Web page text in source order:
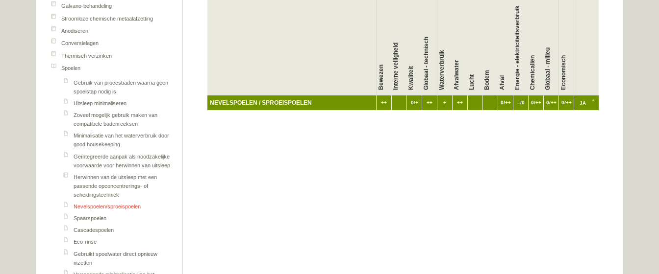
Galvano-behandeling
Stroomloze chemische metaalafzetting
Anodiseren
Conversielagen
Thermisch verzinken
Spoelen
Gebruik van procesbaden waarna geen
spoelstap nodig is
Uitsleep minimaliseren
Zoveel mogelijk gebruik maken van
compatibele badenreeksen
Minimalisatie van het waterverbruik door
good housekeeping
Geïntegreerde aanpak als noodzakelijke
voorwaarde voor herwinnen van uitsleep
Herwinnen van de uitsleep met een
passende opconcentrerings- of
scheidingstechniek
Nevelspoelen/sproeispoelen
Spaarspoelen
Cascadespoelen
Eco-rinse
Gebruikt spoelwater direct opnieuw
inzetten
Bewezen Interne veiligheid Kwaliteit Globaal - technisch Waterverbruik Afvalwater Lucht Bodem Afval Energie - elektriciteitsverbruik Chemicaliën Globaal - milieu Economisch
NEVELSPOELEN / SPROEISPOELEN ++ 0/+ ++ + ++ 0/++ --/0 0/++ 0/++ 0/++ JA
1